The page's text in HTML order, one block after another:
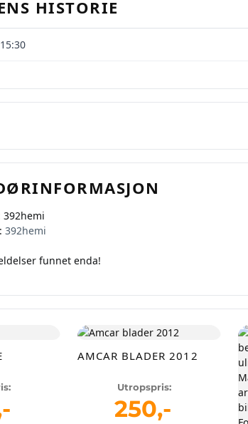
HISTORIE
392hemi
392hemi
funnet enda!
AMCAR BLADER 2012
Utropspris:
250,-